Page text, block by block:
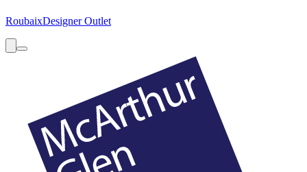
RoubaixDesigner Outlet